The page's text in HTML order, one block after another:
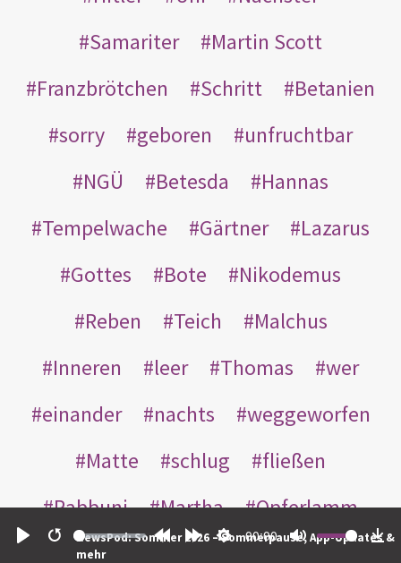
Restart
00:00
NewsPod: Sommer 2026 – Sommerpause, App-Updates &
mehr
Samariter
Martin Scott
Franzbrötchen
Schritt
Betanien
sorry
geboren
unfruchtbar
NGÜ
Betesda
Hannas
Tempelwache
Gärtner
Lazarus
Gottes
Bote
Nikodemus
Reben
Teich
Malchus
Inneren
leer Thomas
wer
einander
nachts
weggeworfen
Matte
schlug
fließen
Rabbuni
Martha
Opferlamm
gewaschen
jüdischen